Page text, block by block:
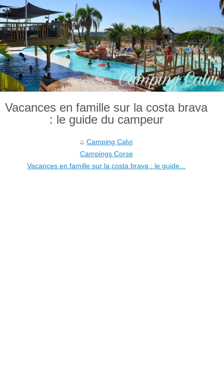
Vacances en famille sur la costa brava
: le guide du campeur
Camping Calvi
Campings Corse
Vacances en famille sur la costa brava : le guide...